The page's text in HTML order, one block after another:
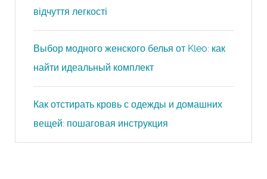
відчуття легкості
Выбор модного женского белья от Kleo: как
найти идеальный комплект
Как отстирать кровь с одежды и домашних
вещей: пошаговая инструкция